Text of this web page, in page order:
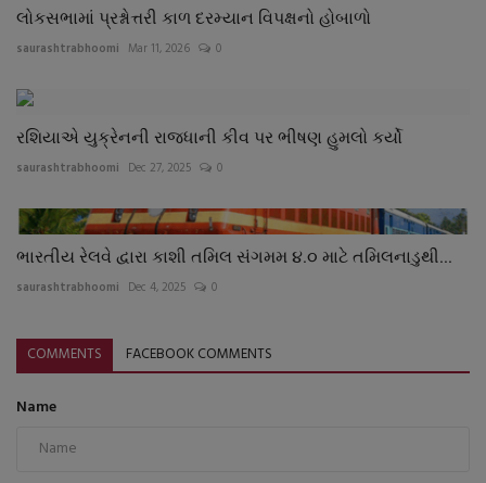
લોકસભામાં પ્રશ્નોત્તરી કાળ દરમ્યાન વિપક્ષનો હોબાળો
saurashtrabhoomi Mar 11, 2026 0
રશિયાએ યુક્રેનની રાજધાની કીવ પર ભીષણ હુમલો કર્યો
saurashtrabhoomi Dec 27, 2025 0
ભારતીય રેલવે દ્વારા કાશી તમિલ સંગમમ ૪.૦ માટે તમિલનાડુથી...
saurashtrabhoomi Dec 4, 2025 0
COMMENTS FACEBOOK COMMENTS
Name